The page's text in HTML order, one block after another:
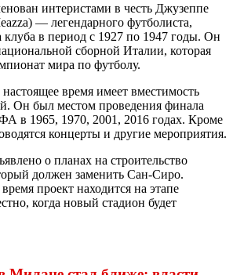
интеристами в честь Джузеппе
— легендарного футболиста,
клуба в период с 1927 по 1947 годы. Он
сборной Италии, которая
мира по футболу.
время имеет вместимость
Он был местом проведения финала
в 1965, 1970, 2001, 2016 годах. Кроме
концерты и другие мероприятия.
о планах на строительство
должен заменить Сан-Сиро.
проект находится на этапе
когда новый стадион будет